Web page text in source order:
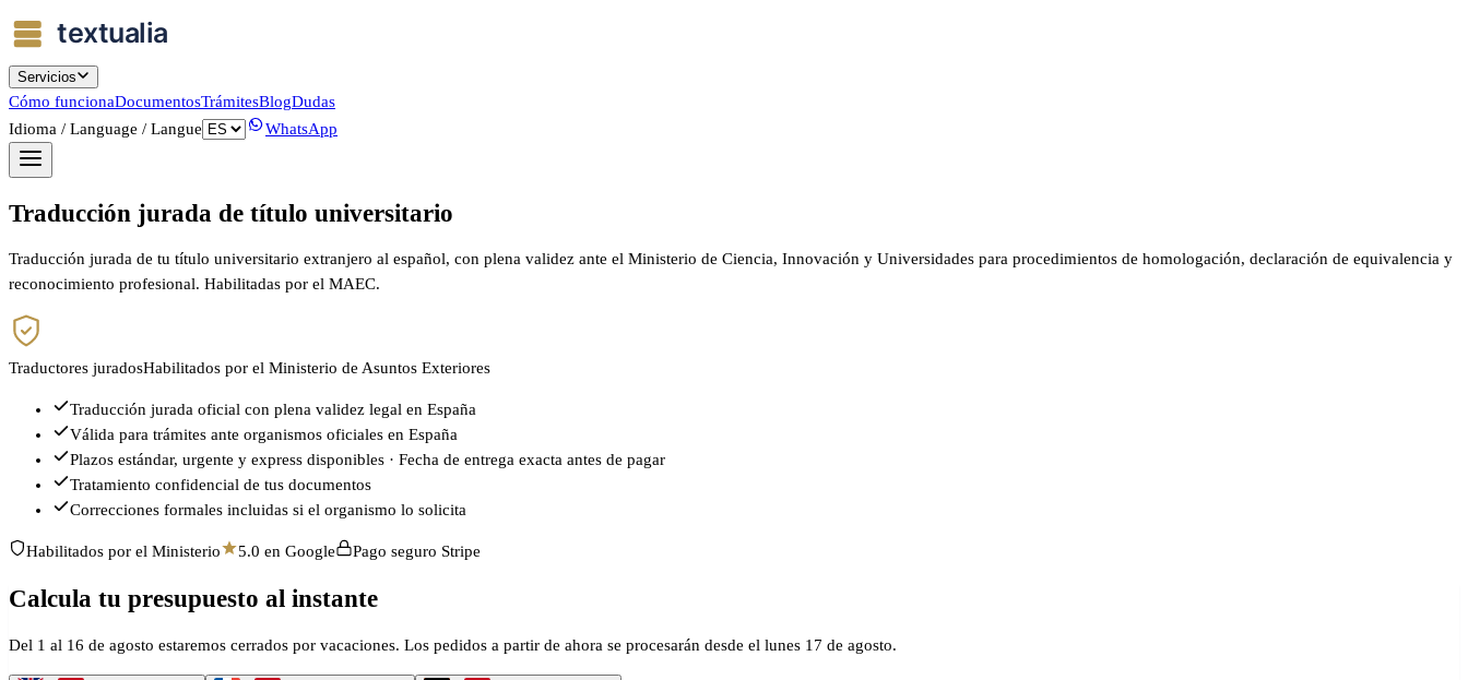
Servicios
Cómo funcionaDocumentosTrámitesBlogDudas
Idioma / Language / Langue
WhatsApp
Traducción jurada de título universitario
Traducción jurada de tu título universitario extranjero al español, con plena validez ante el Ministerio de Ciencia, Innovación y Universidades para procedimientos de homologación, declaración de equivalencia y
reconocimiento profesional. Habilitadas por el MAEC.
Traductores juradosHabilitados por el Ministerio de Asuntos Exteriores
Traducción jurada oficial con plena validez legal en España
Válida para trámites ante organismos oficiales en España
Plazos estándar, urgente y express disponibles · Fecha de entrega exacta antes de pagar
Tratamiento confidencial de tus documentos
Correcciones formales incluidas si el organismo lo solicita
Habilitados por el Ministerio 5.0 en Google Pago seguro Stripe
Calcula tu presupuesto al instante
Del 1 al 16 de agosto estaremos cerrados por vacaciones. Los pedidos a partir de ahora se procesarán desde el lunes 17 de agosto.